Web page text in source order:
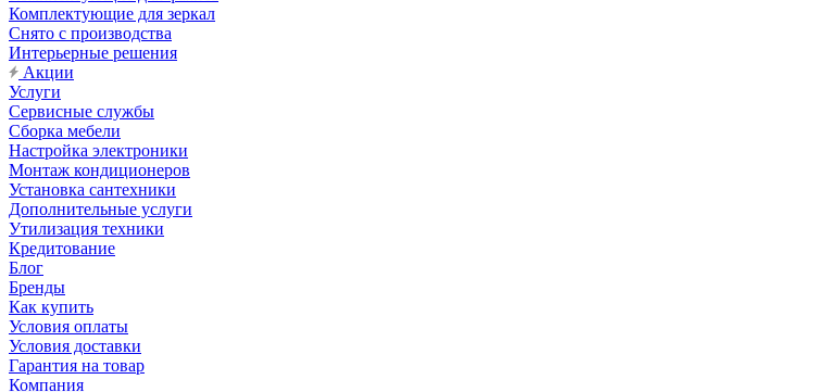
Комплектующие для зеркал
Снято с производства
Интерьерные решения
Акции
Услуги
Сервисные службы
Сборка мебели
Настройка электроники
Монтаж кондиционеров
Установка сантехники
Дополнительные услуги
Утилизация техники
Кредитование
Блог
Бренды
Как купить
Условия оплаты
Условия доставки
Гарантия на товар
Компания